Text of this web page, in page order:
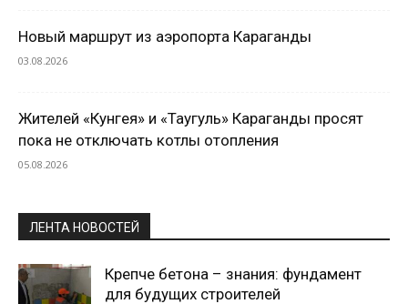
Новый маршрут из аэропорта Караганды
03.08.2026
Жителей «Кунгея» и «Таугуль» Караганды просят
пока не отключать котлы отопления
05.08.2026
ЛЕНТА НОВОСТЕЙ
Крепче бетона – знания: фундамент
для будущих строителей